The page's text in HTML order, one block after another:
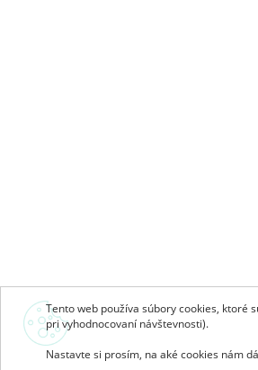
Tento web používa súbory cookies, ktoré
pri vyhodnocovaní návštevnosti).
Nastavte si prosím, na aké cookies nám